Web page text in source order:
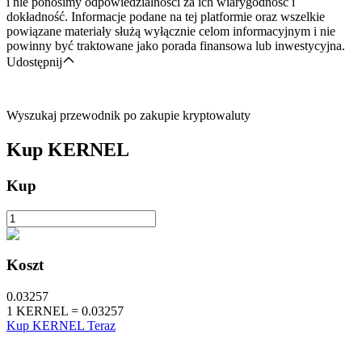
dokładność. Informacje podane na tej platformie oraz wszelkie
powiązane materiały służą wyłącznie celom informacyjnym i nie
powinny być traktowane jako porada finansowa lub inwestycyjna.
Udostępnij
Wyszukaj przewodnik po zakupie kryptowaluty
Kup KERNEL
Kup
Koszt
0.03257
1 KERNEL = 0.03257
Kup KERNEL Teraz